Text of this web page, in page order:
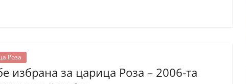
Роза
избрана за царица Роза – 2006-та